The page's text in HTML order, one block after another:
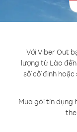
Với Viber Out
lượng từ Lào
số cố định hoặc
Mua gói tín dụng